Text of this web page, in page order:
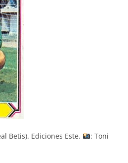
Betis). Ediciones Este.
: Toni